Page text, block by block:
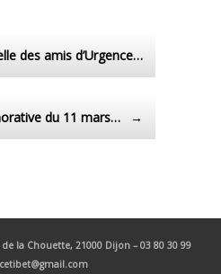
des amis d’Urgence…
du 11 mars… →
de la Chouette, 21000 Dijon – 03 80 30 99